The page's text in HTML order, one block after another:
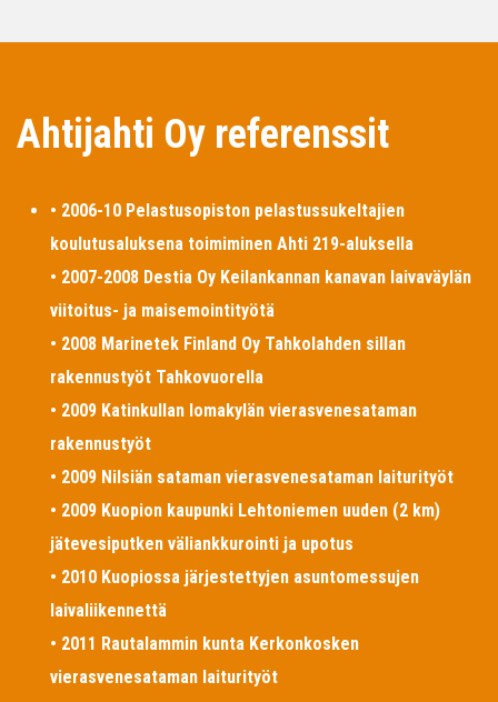
Ahtijahti Oy referenssit
• 2006-10 Pelastusopiston pelastussukeltajien
koulutusaluksena toimiminen Ahti 219-aluksella
• 2007-2008 Destia Oy Keilankannan kanavan laivaväylän
viitoitus- ja maisemointityötä
• 2008 Marinetek Finland Oy Tahkolahden sillan
rakennustyöt Tahkovuorella
• 2009 Katinkullan lomakylän vierasvenesataman
rakennustyöt
• 2009 Nilsiän sataman vierasvenesataman laiturityöt
• 2009 Kuopion kaupunki Lehtoniemen uuden (2 km)
jätevesiputken väliankkurointi ja upotus
• 2010 Kuopiossa järjestettyjen asuntomessujen
laivaliikennettä
• 2011 Rautalammin kunta Kerkonkosken
vierasvenesataman laiturityöt